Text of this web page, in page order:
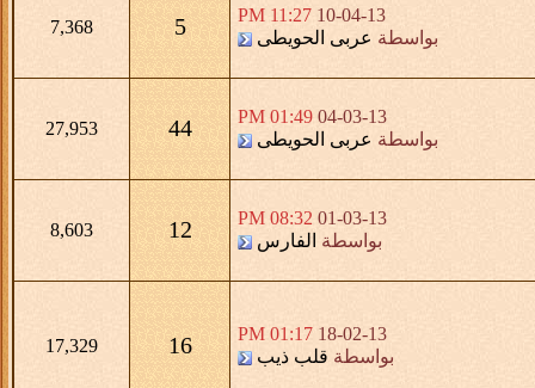
10-04-13
11:27 PM
بواسطة عربى الحويطى 5
7,368
04-03-13
01:49 PM
بواسطة عربى الحويطى 44
27,953
01-03-13
08:32 PM
بواسطة الفارس 12
8,603
18-02-13
01:17 PM
بواسطة قلب ذيب 16
17,329